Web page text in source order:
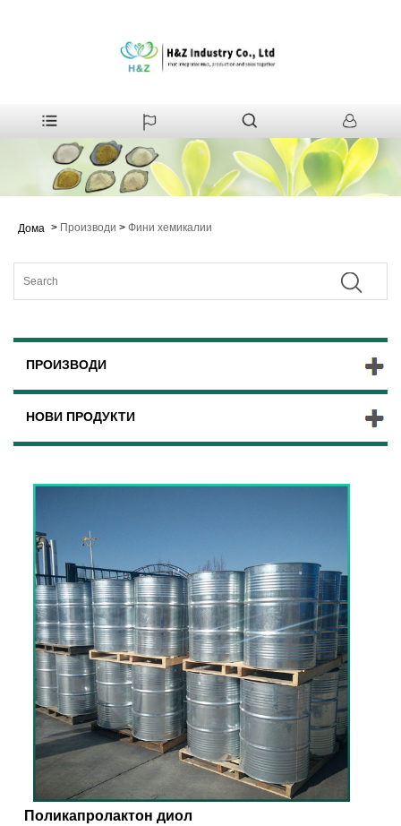
Дома > Производи > Фини хемикалии
ПРОИЗВОДИ
НОВИ ПРОДУКТИ
Поликапролактон диол